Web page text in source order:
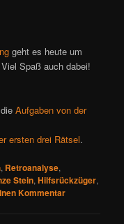
geht es heute um
Spaß auch dabei!
dieAufgaben von der
ersten drei Rätsel.
, Retroanalyse,
Stein,Hilfsrückzüger,
Kommentar